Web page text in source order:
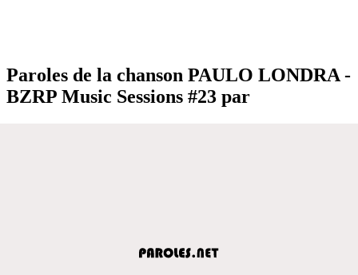
Paroles de la chanson PAULO LONDRA -
BZRP Music Sessions #23 par